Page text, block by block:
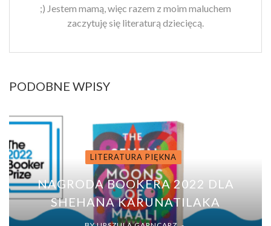
;) Jestem mamą, więc razem z moim maluchem
zaczytuję się literaturą dziecięcą.
PODOBNE WPISY
LITERATURA PIĘKNA
NAGRODA BOOKERA 2022 DLA
SHEHANA KARUNATILAKA